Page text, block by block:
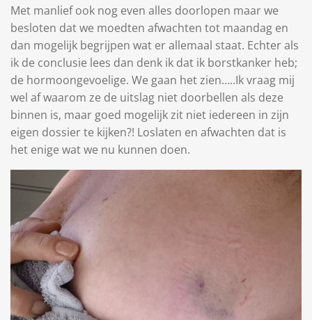
Met manlief ook nog even alles doorlopen maar we
besloten dat we moedten afwachten tot maandag en
dan mogelijk begrijpen wat er allemaal staat. Echter als
ik de conclusie lees dan denk ik dat ik borstkanker heb;
de hormoongevoelige. We gaan het zien…..Ik vraag mij
wel af waarom ze de uitslag niet doorbellen als deze
binnen is, maar goed mogelijk zit niet iedereen in zijn
eigen dossier te kijken?! Loslaten en afwachten dat is
het enige wat we nu kunnen doen.